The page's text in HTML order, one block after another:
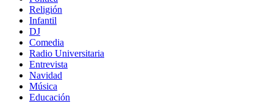
Religión
Infantil
DJ
Comedia
Radio Universitaria
Entrevista
Navidad
Música
Educación